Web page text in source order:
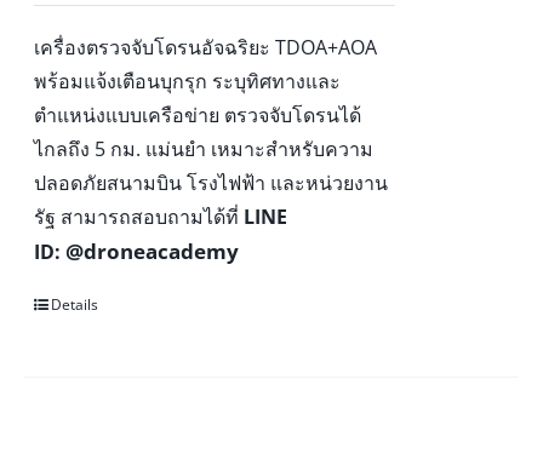
เครื่องตรวจจับโดรนอัจฉริยะ TDOA+AOA
พร้อมแจ้งเตือนบุกรุก ระบุทิศทางและ
ตำแหน่งแบบเครือข่าย ตรวจจับโดรนได้
ไกลถึง 5 กม. แม่นยำ เหมาะสำหรับความ
ปลอดภัยสนามบิน โรงไฟฟ้า และหน่วยงาน
รัฐ สามารถสอบถามได้ที่ LINE
ID:@droneacademy
Details